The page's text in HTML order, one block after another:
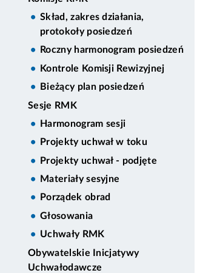
Skład, zakres działania,
protokoły posiedzeń
Roczny harmonogram posiedzeń
Kontrole Komisji Rewizyjnej
Bieżący plan posiedzeń
Sesje RMK
Harmonogram sesji
Projekty uchwał w toku
Projekty uchwał - podjęte
Materiały sesyjne
Porządek obrad
Głosowania
Uchwały RMK
Obywatelskie Inicjatywy
Uchwałodawcze